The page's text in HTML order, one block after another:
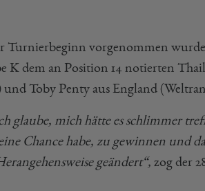
Turnierbeginn vorgenommen
K dem an Position 14 notierten
Toby Penty aus England
glaube, mich hätte es schlimmer
Chance habe, zu gewinnen und
geändert“, zog der